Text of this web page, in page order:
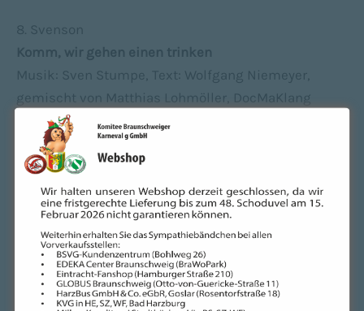
8. Svenson
Komm, wir gehen einen trinken
Musik: Sven Stumpe, Text: Wolfgang Niemeyer,
gemischt von Matthias Lohmöller, DocMaKlang
Studio Osnabrück
9. De Lattcher
Das klaare A
Musik & Text: Fritz Köster/Tony Pop
10. Burgsänger
Hier wird gefeiert
Musik: J. Hunds, Text: J. Hunds/Burgsänger